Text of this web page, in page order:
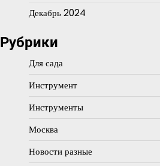
Декабрь 2024
Рубрики
Для сада
Инструмент
Инструменты
Москва
Новости разные